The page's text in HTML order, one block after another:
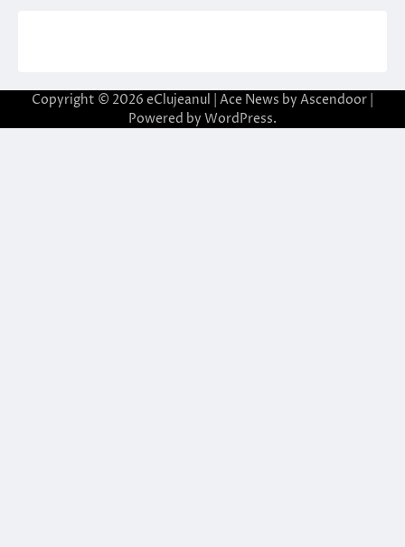
Copyright © 2026 eClujeanul | Ace News by Ascendoor
Powered by WordPress.